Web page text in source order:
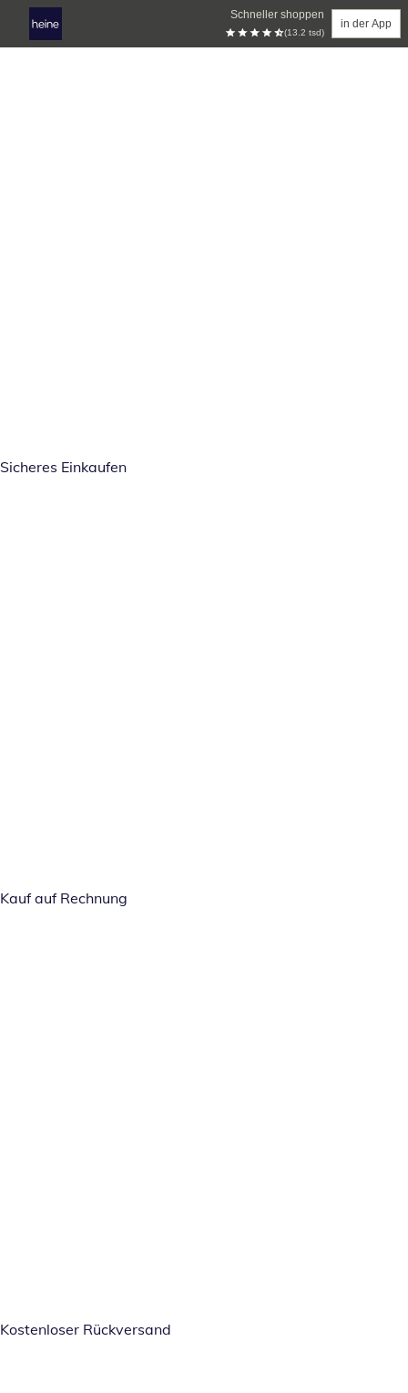
Schneller shoppen
(13.2 tsd)
in der App
Sicheres Einkaufen
Kauf auf Rechnung
Kostenloser Rückversand